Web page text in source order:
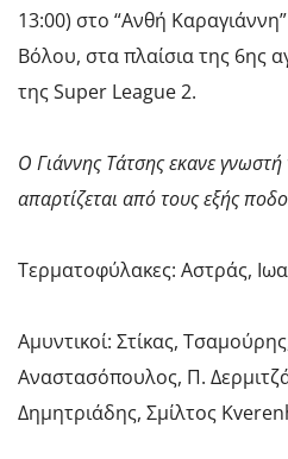
13:00) στο “Ανθή
Βόλου, στα πλαίσια της 6ης
της Super League 2.
Ο Γιάννης Τάτσης εκανε
απαρτίζεται από τους εξής
Τερματοφύλακες: Αστράς,
Αμυντικοί: Στίκας,
Αναστασόπουλος, Π.
Δημητριάδης, Σμίλτος